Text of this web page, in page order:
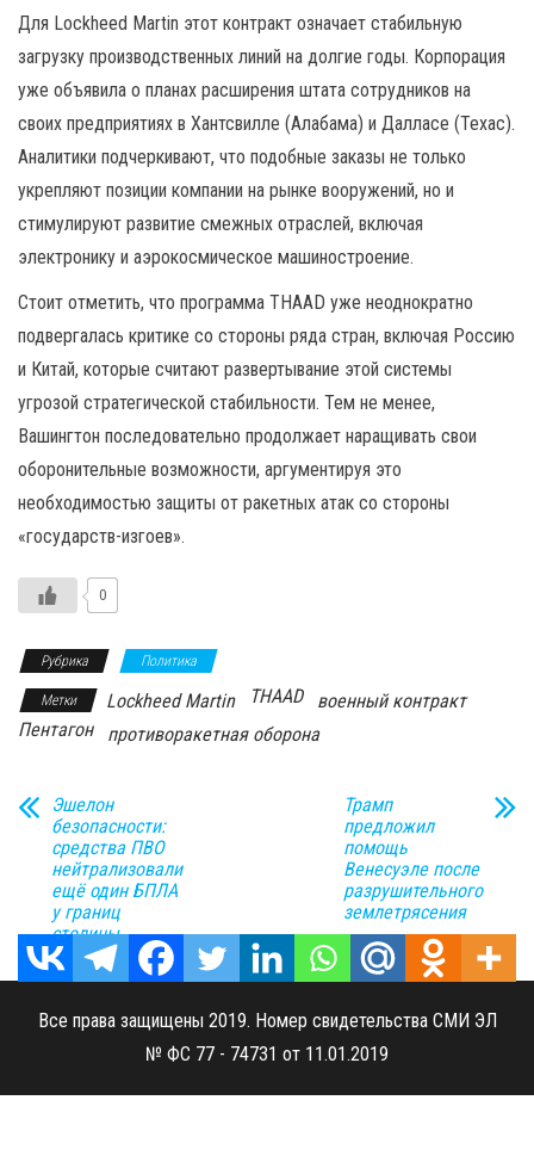
Для Lockheed Martin этот контракт означает стабильную
загрузку производственных линий на долгие годы. Корпорация
уже объявила о планах расширения штата сотрудников на
своих предприятиях в Хантсвилле (Алабама) и Далласе (Техас).
Аналитики подчеркивают, что подобные заказы не только
укрепляют позиции компании на рынке вооружений, но и
стимулируют развитие смежных отраслей, включая
электронику и аэрокосмическое машиностроение.
Стоит отметить, что программа THAAD уже неоднократно
подвергалась критике со стороны ряда стран, включая Россию
и Китай, которые считают развертывание этой системы
угрозой стратегической стабильности. Тем не менее,
Вашингтон последовательно продолжает наращивать свои
оборонительные возможности, аргументируя это
необходимостью защиты от ракетных атак со стороны
«государств-изгоев».
0
Рубрика Политика
Метки Lockheed Martin THAAD
военный контракт
Пентагон
противоракетная оборона
Эшелон
безопасности:
средства ПВО
нейтрализовали
ещё один БПЛА
у границ
столицы
Трамп
предложил
помощь
Венесуэле после
разрушительного
землетрясения
Все права защищены 2019. Номер свидетельства СМИ ЭЛ
№ ФС 77 - 74731 от 11.01.2019